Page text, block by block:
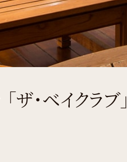
「ザ・ベイクラブ」